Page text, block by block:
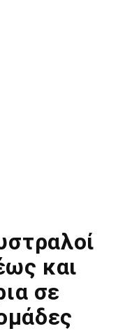
και
σε